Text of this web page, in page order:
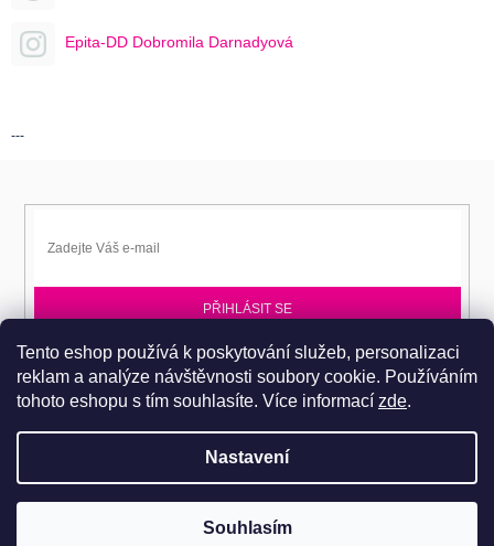
Tento eshop používá k poskytování služeb, personalizaci
reklam a analýze návštěvnosti soubory cookie. Používáním
tohoto eshopu s tím souhlasíte. Více informací zde.
Nastavení
Souhlasím
Pro návštěvu do prodejního centra je nutné se objednat. Tel.: 724
Epita-DD Dobromila Darnadyová
---
PŘIHLÁSIT SE
Přihlaste se k EPITA-DD a získávejte novinky jako první.